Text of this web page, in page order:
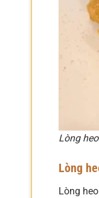
Lòng
Lòng
Lòng